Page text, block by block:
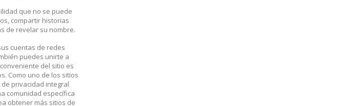
que no se puede
compartir historias
de revelar su nombre.
cuentas de redes
puedes unirte a
del sitio es
Como uno de los sitios
privacidad integral
comunidad específica
obtener más sitios de